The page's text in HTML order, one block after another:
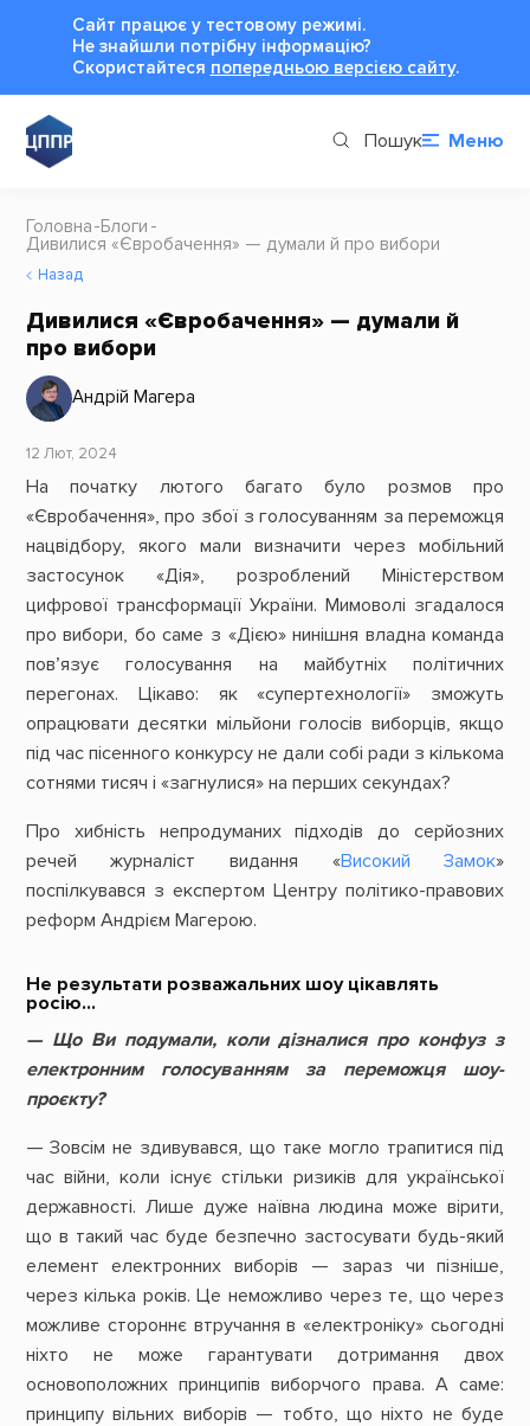
Сайт працює у тестовому режимі.
Не знайшли потрібну інформацію?
Cкористайтеся попередньою версією сайту.
Пошук Меню
Головна Блоги
Дивилися «Євробачення» — думали й про вибори
Назад
Дивилися «Євробачення» — думали й
про вибори
Андрій Магера
12 Лют, 2024
На початку лютого багато було розмов про
«Євробачення», про збої з голосуванням за переможця
нацвідбору, якого мали визначити через мобільний
застосунок «Дія», розроблений Міністерством
цифрової трансформації України. Мимоволі згадалося
про вибори, бо саме з «Дією» нинішня владна команда
пов’язує голосування на майбутніх політичних
перегонах. Цікаво: як «супертехнології» зможуть
опрацювати десятки мільйони голосів виборців, якщо
під час пісенного конкурсу не дали собі ради з кількома
сотнями тисяч і «загнулися» на перших секундах?
Про хибність непродуманих підходів до серйозних
речей журналіст видання «Високий Замок»
поспілкувався з експертом Центру політико-правових
реформ Андрієм Магерою.
Не результати розважальних шоу цікавлять
росію…
— Що Ви подумали, коли дізналися про конфуз з
електронним голосуванням за переможця шоу-
проєкту?
— Зовсім не здивувався, що таке могло трапитися під
час війни, коли існує стільки ризиків для української
державності. Лише дуже наївна людина може вірити,
що в такий час буде безпечно застосувати будь-який
елемент електронних виборів — зараз чи пізніше,
через кілька років. Це неможливо через те, що через
можливе стороннє втручання в «електроніку» сьогодні
ніхто не може гарантувати дотримання двох
основоположних принципів виборчого права. А саме:
принципу вільних виборів — тобто, що ніхто не буде